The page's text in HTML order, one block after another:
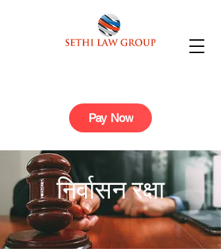
Pay Now
निर्वासन रक्षा